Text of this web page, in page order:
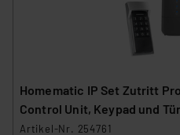
Cookies dieser
die Verarbeitung Ihrer
(1) lit. a DSGVO. Nähere
der Datenschutzerklärung.
Angemessenheitsbeschluss
dass die USA als Land mit
Homematic IP Set Zutritt
Control Unit, Keypad und
Artikel-Nr. 254761